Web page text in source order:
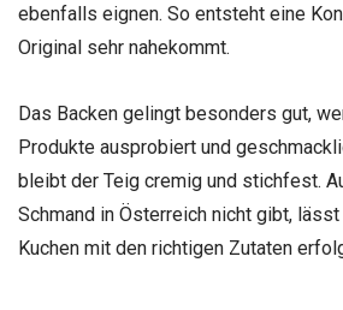
ebenfalls eignen. So entsteht eine
Original sehr nahekommt.
Das Backen gelingt besonders gut,
Produkte ausprobiert und
bleibt der Teig cremig und stichfest.
Schmand in Österreich nicht gibt,
Kuchen mit den richtigen Zutaten